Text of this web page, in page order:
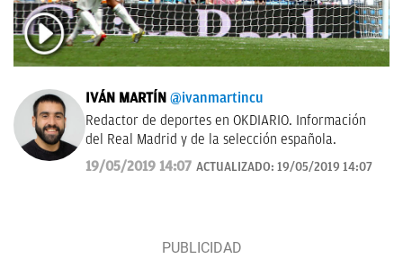
IVÁN MARTÍN @ivanmartincu
Redactor de deportes en OKDIARIO. Información
del Real Madrid y de la selección española.
19/05/2019 14:07 ACTUALIZADO: 19/05/2019 14:07